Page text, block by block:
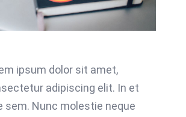
ipsum dolor sit amet,
adipiscing elit. In et
sem. Nunc molestie neque